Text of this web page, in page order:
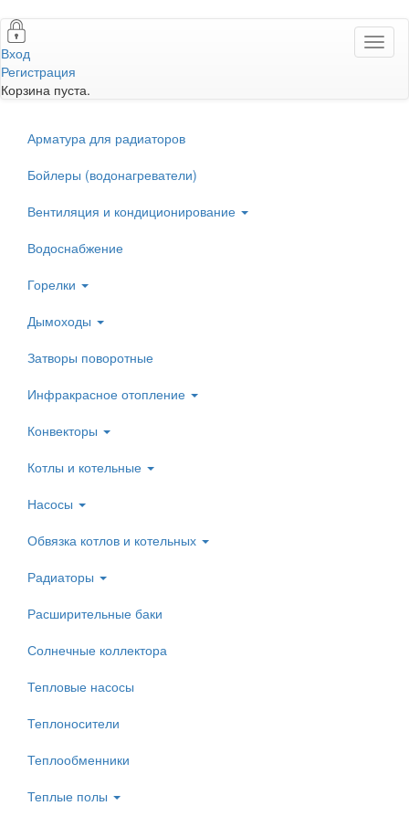
Перейти
к
основному
содержанию
Вход
Регистрация
Корзина пуста.
Арматура для радиаторов
Бойлеры (водонагреватели)
Вентиляция и кондиционирование
Водоснабжение
Горелки
Дымоходы
Затворы поворотные
Инфракрасное отопление
Конвекторы
Котлы и котельные
Насосы
Обвязка котлов и котельных
Радиаторы
Расширительные баки
Солнечные коллектора
Тепловые насосы
Теплоносители
Теплообменники
Теплые полы